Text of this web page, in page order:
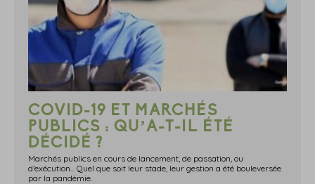
COVID-19 ET MARCHÉS
PUBLICS : QU’A-T-IL ÉTÉ
DÉCIDÉ ?
Marchés publics en cours de lancement, de passation, ou
d’exécution... Quel que soit leur stade, leur gestion a été bouleversée
par la pandémie.